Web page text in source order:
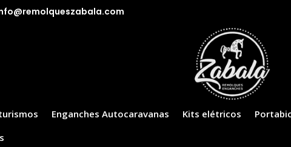
Enganches Autocaravanas Kits elétricos